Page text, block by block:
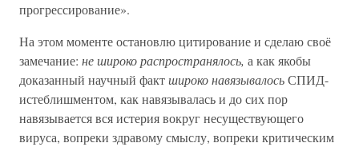
прогрессирование».
На этом моменте остановлю цитирование и сделаю своё
замечание: не широко распространялось, а как якобы
доказанный научный фактшироко навязывалосьСПИД-
истеблишментом, как навязывалась и до сих пор
навязывается вся истерия вокруг несуществующего
вируса, вопреки здравому смыслу, вопреки критическим